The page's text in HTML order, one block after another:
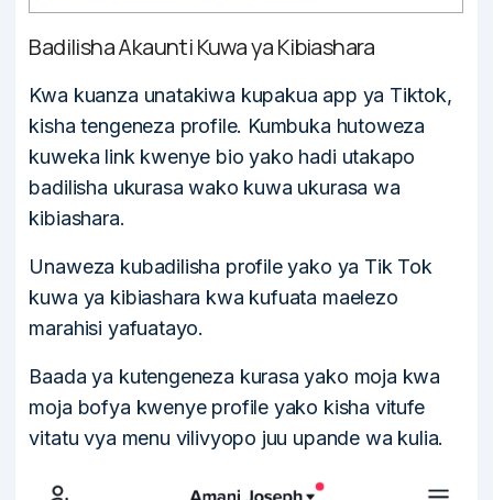
Badilisha Akaunti Kuwa ya Kibiashara
Kwa kuanza unatakiwa kupakua app ya Tiktok,
kisha tengeneza profile. Kumbuka hutoweza
kuweka link kwenye bio yako hadi utakapo
badilisha ukurasa wako kuwa ukurasa wa
kibiashara.
Unaweza kubadilisha profile yako ya Tik Tok
kuwa ya kibiashara kwa kufuata maelezo
marahisi yafuatayo.
Baada ya kutengeneza kurasa yako moja kwa
moja bofya kwenye profile yako kisha vitufe
vitatu vya menu vilivyopo juu upande wa kulia.